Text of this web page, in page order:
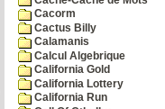
Cacorm
Cactus Billy
Calamanis
Calcul Algebrique
California Gold
California Lottery
California Run